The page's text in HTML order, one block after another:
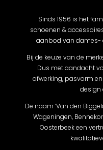
Sinds 1956 is het
schoenen &
aanbod van dames-
Bij de keuze van de
Dus met aandacht
afwerking, pasvorm
design
De naam ‘Van den
Wageningen,
Oosterbeek een